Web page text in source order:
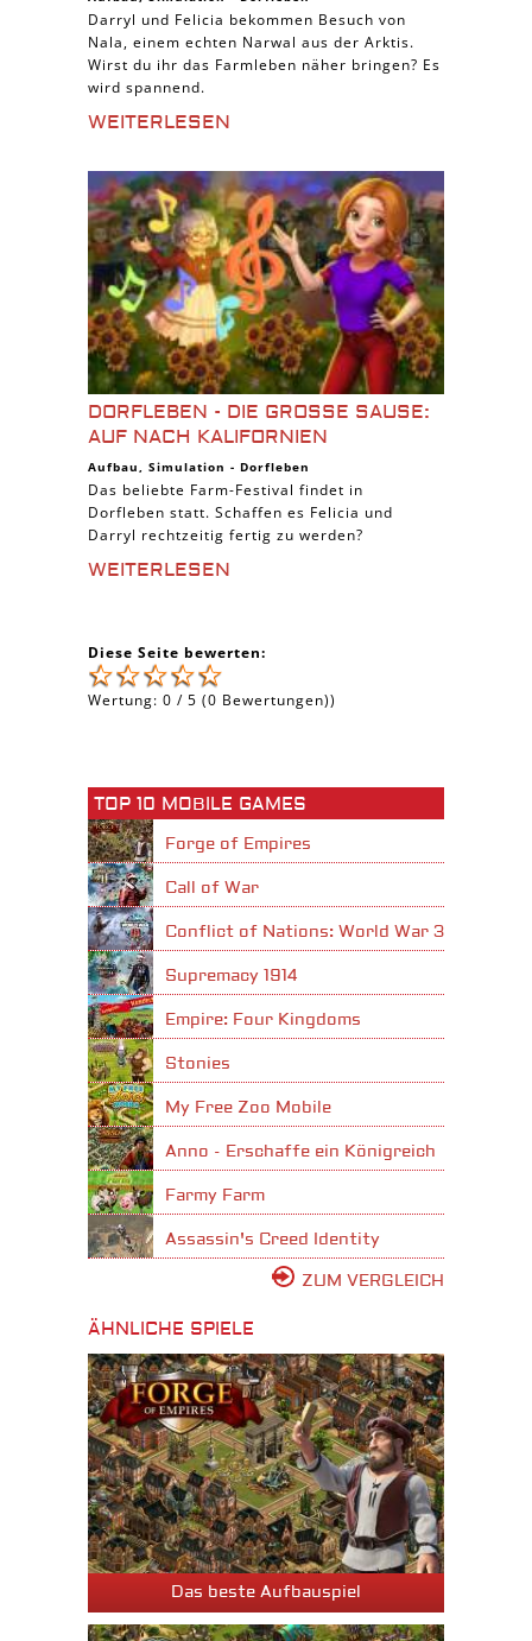
Darryl und Felicia bekommen Besuch von
Nala, einem echten Narwal aus der Arktis.
Wirst du ihr das Farmleben näher bringen? Es
wird spannend.
WEITERLESEN
DORFLEBEN - DIE GROSSE SAUSE: A
UF NACH KALIFORNIEN
Aufbau, Simulation - Dorfleben
Das beliebte Farm-Festival findet in
Dorfleben statt. Schaffen es Felicia und
Darryl rechtzeitig fertig zu werden?
WEITERLESEN
Diese Seite bewerten:
Wertung: 0 / 5 (0 Bewertungen))
TOP 10 MOBILE GAMES
Forge of Empires
Call of War
Conflict of Nations: World War 3
Supremacy 1914
Empire: Four Kingdoms
Stonies
My Free Zoo Mobile
Anno - Erschaffe ein Königreich
Farmy Farm
Assassin's Creed Identity
ZUM VERGLEICH
ÄHNLICHE SPIELE
Das beste Aufbauspiel